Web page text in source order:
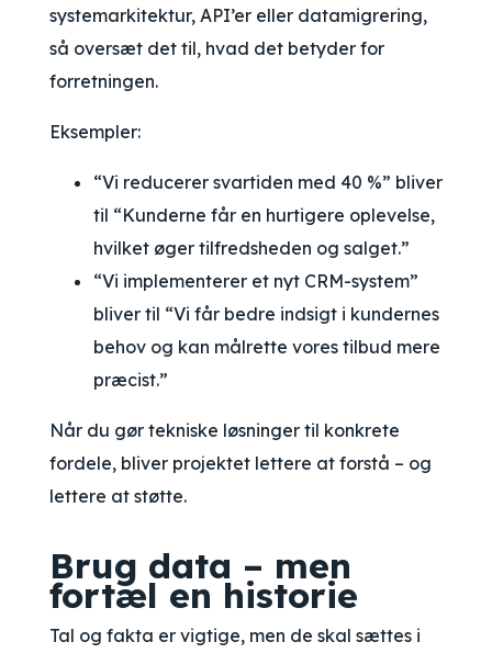
systemarkitektur, API’er eller datamigrering,
så oversæt det til, hvad det betyder for
forretningen.
Eksempler:
“Vi reducerer svartiden med 40 %” bliver
til “Kunderne får en hurtigere oplevelse,
hvilket øger tilfredsheden og salget.”
“Vi implementerer et nyt CRM-system”
bliver til “Vi får bedre indsigt i kundernes
behov og kan målrette vores tilbud mere
præcist.”
Når du gør tekniske løsninger til konkrete
fordele, bliver projektet lettere at forstå – og
lettere at støtte.
Brug data – men
fortæl en historie
Tal og fakta er vigtige, men de skal sættes i